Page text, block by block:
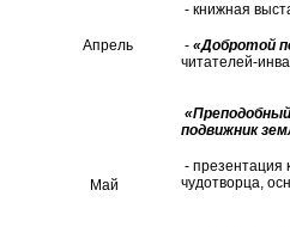
Апрель
- книжная
- «Добротой
читателей-
Май
подвижник
- презентация
чудотворца,